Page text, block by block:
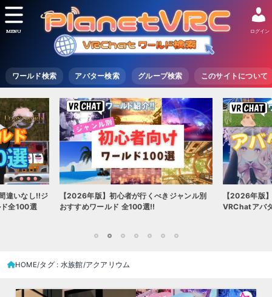
ワールド検索 アバター検索 グループ検索 このサイトについて
ログイン
MENU
【2026年版】初心者が行くべきジャンル別
おすすめワールド 全100選!!
【2026年版】初心者必見!!
VRChatアバター（アバタ
HOME タグ : 水族館/アクアリウム